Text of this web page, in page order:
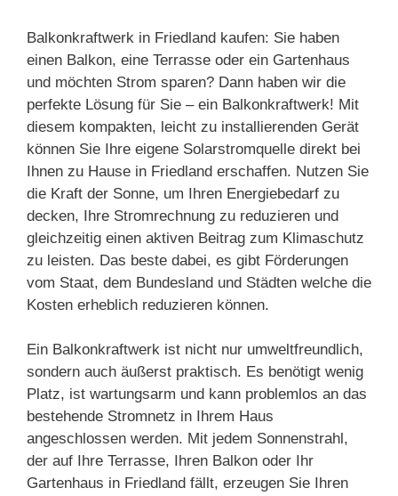
Balkonkraftwerk in Friedland kaufen: Sie haben
einen Balkon, eine Terrasse oder ein Gartenhaus
und möchten Strom sparen? Dann haben wir die
perfekte Lösung für Sie – ein Balkonkraftwerk! Mit
diesem kompakten, leicht zu installierenden Gerät
können Sie Ihre eigene Solarstromquelle direkt bei
Ihnen zu Hause in Friedland erschaffen. Nutzen Sie
die Kraft der Sonne, um Ihren Energiebedarf zu
decken, Ihre Stromrechnung zu reduzieren und
gleichzeitig einen aktiven Beitrag zum Klimaschutz
zu leisten. Das beste dabei, es gibt Förderungen
vom Staat, dem Bundesland und Städten welche die
Kosten erheblich reduzieren können.
Ein Balkonkraftwerk ist nicht nur umweltfreundlich,
sondern auch äußerst praktisch. Es benötigt wenig
Platz, ist wartungsarm und kann problemlos an das
bestehende Stromnetz in Ihrem Haus
angeschlossen werden. Mit jedem Sonnenstrahl,
der auf Ihre Terrasse, Ihren Balkon oder Ihr
Gartenhaus in Friedland fällt, erzeugen Sie Ihren